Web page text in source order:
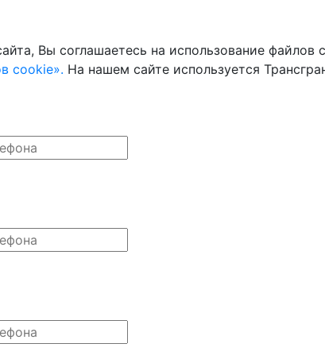
Вы соглашаетесь на использование
cookie». На нашем сайте используется